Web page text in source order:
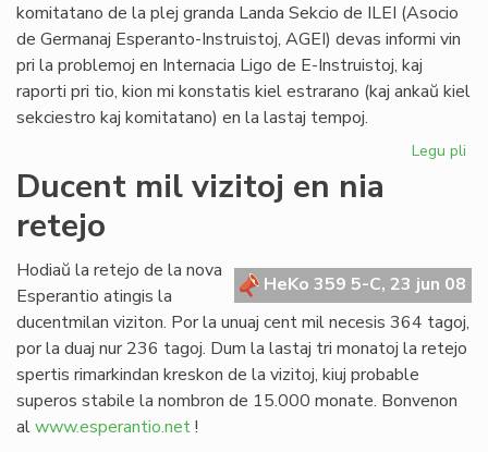
komitatano de la plej granda Landa Sekcio de ILEI (Asocio
de Germanaj Esperanto-Instruistoj, AGEI) devas informi vin
pri la problemoj en Internacia Ligo de E-Instruistoj, kaj
raporti pri tio, kion mi konstatis kiel estrarano (kaj ankaŭ kiel
sekciestro kaj komitatano) en la lastaj tempoj.
Legu pli
Ducent mil vizitoj en nia
retejo
HeKo 359 5-C, 23 jun 08
Hodiaŭ la retejo de la nova
Esperantio atingis la
ducentmilan viziton. Por la unuaj cent mil necesis 364 tagoj,
por la duaj nur 236 tagoj. Dum la lastaj tri monatoj la retejo
spertis rimarkindan kreskon de la vizitoj, kiuj probable
superos stabile la nombron de 15.000 monate. Bonvenon
alwww.esperantio.net!